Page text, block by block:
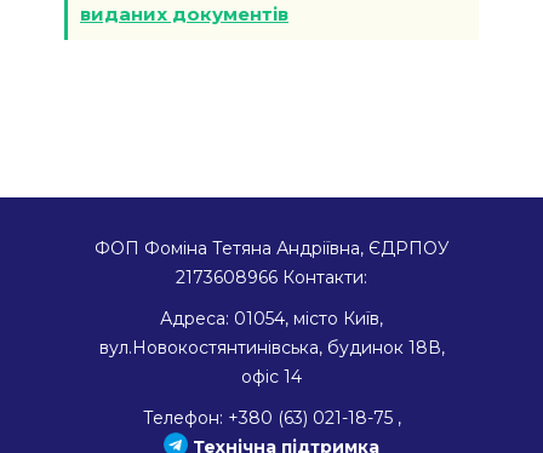
виданих документів
ФОП Фоміна Тетяна Андріївна, ЄДРПОУ
2173608966 Контакти:
Адреса: 01054, місто Київ,
вул.Новокостянтинівська, будинок 18В,
офіс 14
Телефон: +380 (63) 021-18-75 ,
Технічна підтримка